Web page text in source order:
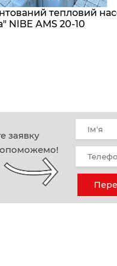
тепловий
NIBE AMS 20-10
заявку